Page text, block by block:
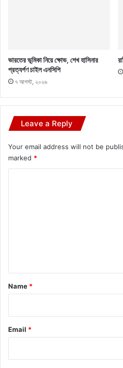
ভারতের ভূমিকা নিয়ে ক্ষোভ, শেখ হাসিনার
প্রত্যর্পণ চাইল এনসিপি
৭ আগস্ট, ২০২৬
Leave a Reply
Your email address will not be
marked *
*
Name *
Email *